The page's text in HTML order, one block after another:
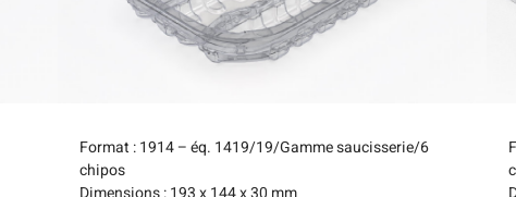
Format : 1914 – éq. 1419/19/Gamme saucisserie/6
chipos